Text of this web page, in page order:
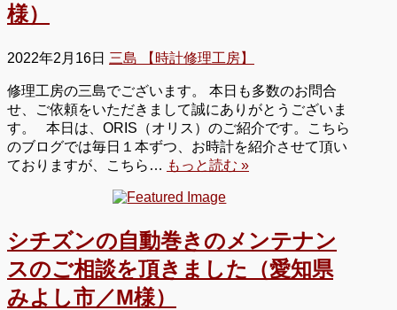
様）
2022年2月16日 三島 【時計修理工房】
修理工房の三島でございます。 本日も多数のお問合
せ、ご依頼をいただきまして誠にありがとうございま
す。 本日は、ORIS（オリス）のご紹介です。こちら
のブログでは毎日１本ずつ、お時計を紹介させて頂い
ておりますが、こちら… もっと読む »
シチズンの自動巻きのメンテナン
スのご相談を頂きました（愛知県
みよし市／M様）